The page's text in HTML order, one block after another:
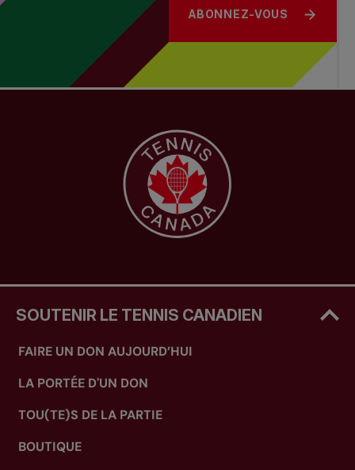
ABONNEZ-VOUS
SOUTENIR LE TENNIS CANADIEN
FAIRE UN DON AUJOURD’HUI
LA PORTÉE D'UN DON
TOU(TE)S DE LA PARTIE
BOUTIQUE